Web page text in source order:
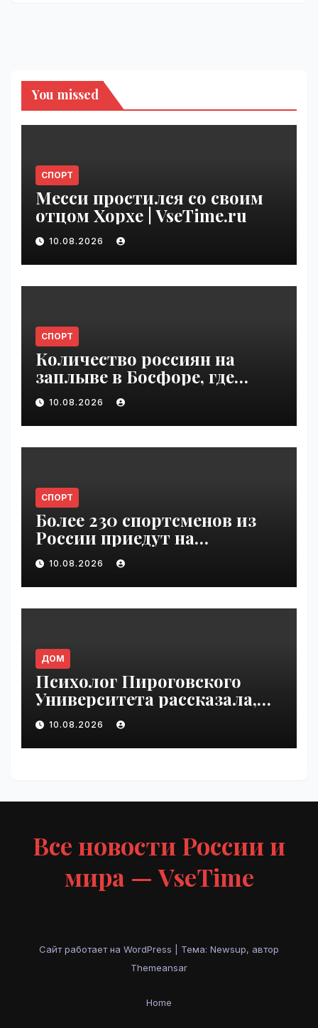
You missed
СПОРТ
Месси простился со своим
отцом Хорхе | VseTime.ru
10.08.2026
СПОРТ
Количество россиян на
заплыве в Босфоре, где
погиб Свечников, резко
упало | VseTime.ru
10.08.2026
СПОРТ
Более 230 спортсменов из
России приедут на
Всемирные игры
кочевников | VseTime.ru
10.08.2026
ДОМ
Психолог Пироговского
Университета рассказала,
как мозг создаёт слуховые
иллюзии | VseTime.ru
10.08.2026
Все новости России и
мира — VseTime
Сайт работает на WordPress
Тема: Newsup, автор
Themeansar
Home